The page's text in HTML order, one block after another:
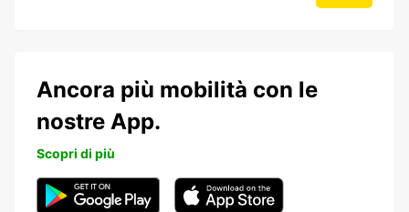
Ancora più mobilità con le
nostre App.
Scopri di più